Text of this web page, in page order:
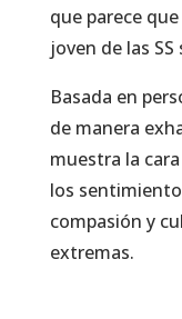
que parece
joven de las
Basada en
de manera
muestra la
los
compasión y
extremas.